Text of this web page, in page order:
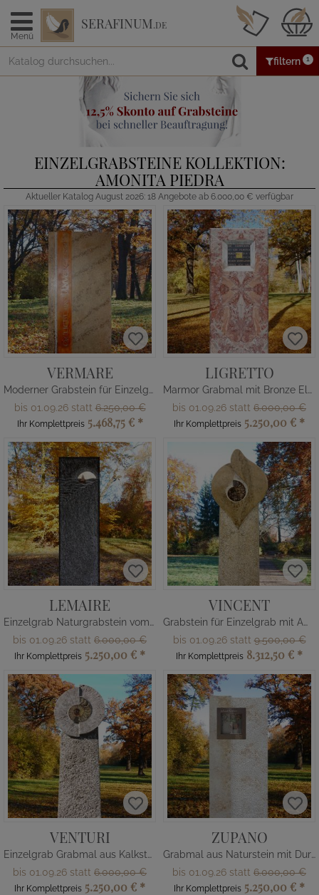
Menü
SERAFINUM.DE
filtern 1
EINZELGRABSTEINE KOLLEKTION:
AMONITA PIEDRA
Aktueller Katalog August 2026: 18 Angebote ab 6.000,00 € verfügbar
VERMARE
Moderner Grabstein für Einzelgrab
bis 01.09.26 statt6.250,00 €
Ihr Komplettpreis 5.468,75 € *
LIGRETTO
Marmor Grabmal mit Bronze Element Fenster
bis 01.09.26 statt 6.000,00 €
Ihr Komplettpreis 5.250,00 € *
LEMAIRE
Einzelgrab Naturgrabstein vom Bildhauer
bis 01.09.26 statt 6.000,00 €
Ihr Komplettpreis 5.250,00 € *
VINCENT
Grabstein für Einzelgrab mit Ammonit
bis 01.09.26 statt9.500,00 €
Ihr Komplettpreis 8.312,50 € *
VENTURI
Einzelgrab Grabmal aus Kalkstein mit Ammonit
bis 01.09.26 statt 6.000,00 €
Ihr Komplettpreis 5.250,00 € *
ZUPANO
Grabmal aus Naturstein mit Durchbruch
bis 01.09.26 statt 6.000,00 €
Ihr Komplettpreis 5.250,00 € *